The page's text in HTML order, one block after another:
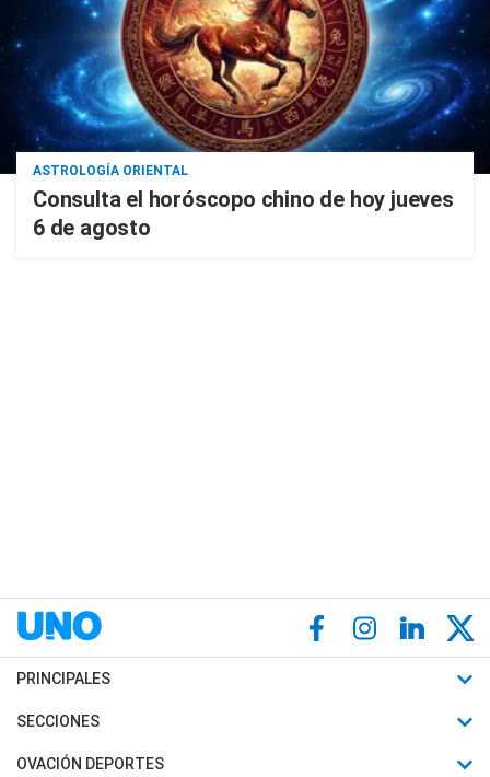
ASTROLOGÍA ORIENTAL
Consulta el horóscopo chino de hoy jueves
6 de agosto
PRINCIPALES
Últimas Noticias
Política
SECCIONES
Horóscopo
OVACIÓN DEPORTES